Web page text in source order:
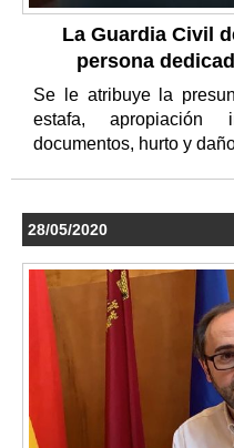
La Guardia Civil
persona
Se le atribuye la
estafa, apropiación
documentos, hurto y
28/05/2020